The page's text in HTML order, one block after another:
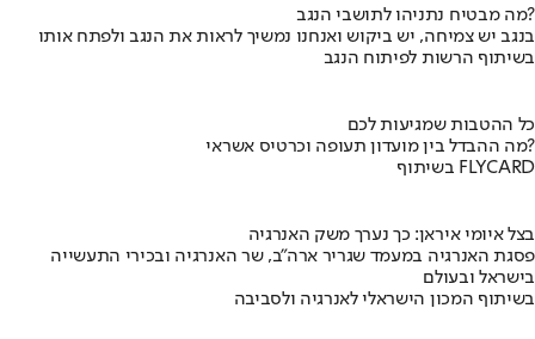
מה מבטיח נתניהו לתושבי הנגב?
בנגב יש צמיחה, יש ביקוש ואנחנו נמשיך לראות את הנגב ולפתח אותו
בשיתוף הרשות לפיתוח הנגב
כל ההטבות שמגיעות לכם
מה ההבדל בין מועדון תעופה וכרטיס אשראי?
בשיתוף FLYCARD
בצל איומי איראן: כך נערך משק האנרגיה
פסגת האנרגיה במעמד שגריר ארה"ב, שר האנרגיה ובכירי התעשייה
בישראל ובעולם
בשיתוף המכון הישראלי לאנרגיה ולסביבה